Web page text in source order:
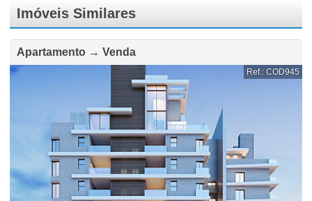
Imóveis Similares
Apartamento → Venda
Ref.: COD945